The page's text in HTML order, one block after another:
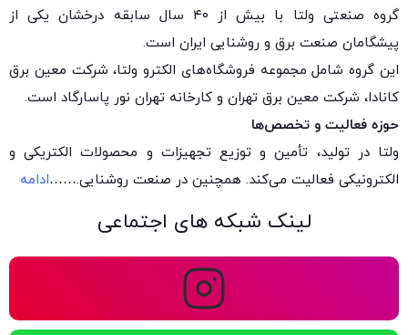
گروه صنعتی ولتا با بیش از ۴۰ سال سابقه درخشان یکی از
پیشگامان صنعت برق و روشنایی ایران است.
این گروه شامل مجموعه فروشگاه‌های الکترو ولتا، شرکت معین برق
کانادا، شرکت معین برق تهران و کارخانه تهران نور پاسارگاد است.
حوزه فعالیت و تخصص‌ها
ولتا در تولید، تأمین و توزیع تجهیزات و محصولات الکتریکی و
الکترونیکی فعالیت می‌کند. همچنین در صنعت روشنایی.……ادامه
لینک شبکه های اجتماعی